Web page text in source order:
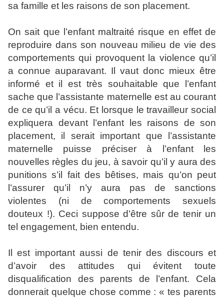
sa famille et les raisons de son placement.
On sait que l’enfant maltraité risque en effet de
reproduire dans son nouveau milieu de vie des
comportements qui provoquent la violence qu’il
a connue auparavant. Il vaut donc mieux être
informé et il est très souhaitable que l’enfant
sache que l’assistante maternelle est au courant
de ce qu’il a vécu. Et lorsque le travailleur social
expliquera devant l’enfant les raisons de son
placement, il serait important que l’assistante
maternelle puisse préciser à l’enfant les
nouvelles règles du jeu, à savoir qu’il y aura des
punitions s’il fait des bêtises, mais qu’on peut
l’assurer qu’il n’y aura pas de sanctions
violentes (ni de comportements sexuels
douteux !). Ceci suppose d’être sûr de tenir un
tel engagement, bien entendu.
Il est important aussi de tenir des discours et
d’avoir des attitudes qui évitent toute
disqualification des parents de l’enfant. Cela
donnerait quelque chose comme : « tes parents